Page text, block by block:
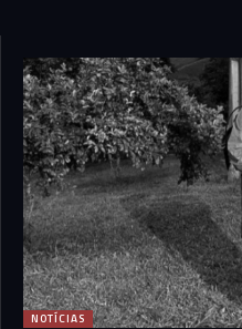
NOTÍCIAS